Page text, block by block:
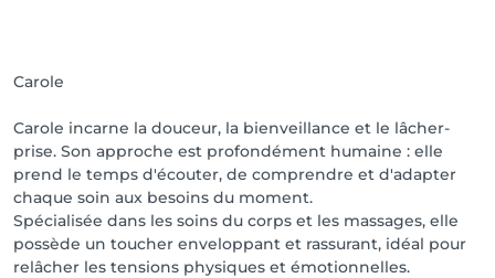
Carole
Carole incarne la douceur, la bienveillance et le lâcher-
prise. Son approche est profondément humaine : elle
prend le temps d'écouter, de comprendre et d'adapter
chaque soin aux besoins du moment.
Spécialisée dans les soins du corps et les massages, elle
possède un toucher enveloppant et rassurant, idéal pour
relâcher les tensions physiques et émotionnelles.